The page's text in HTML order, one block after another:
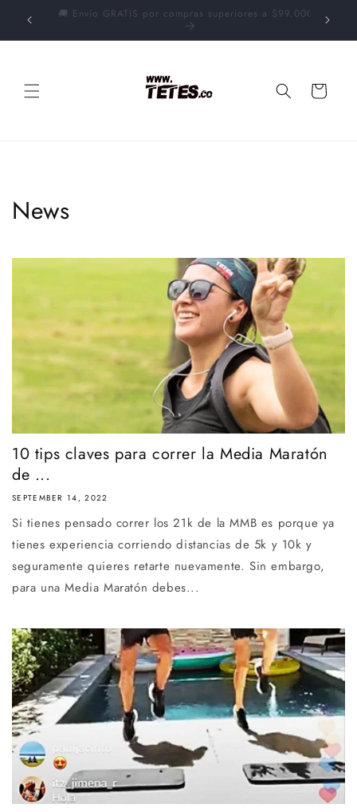
Skip to
content💰Para pago contra-entrega escribe al 3167530634
Cart
News
10 tips claves para correr la Media Maratón
de ...
SEPTEMBER 14, 2022
Si tienes pensado correr los 21k de la MMB es porque ya
tienes experiencia corriendo distancias de 5k y 10k y
seguramente quieres retarte nuevamente. Sin embargo,
para una Media Maratón debes...